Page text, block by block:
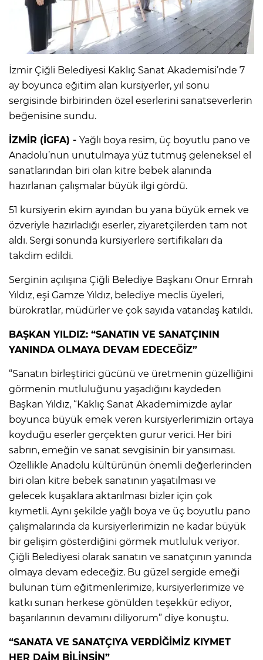
İzmir Çiğli Belediyesi Kaklıç Sanat Akademisi’nde 7
ay boyunca eğitim alan kursiyerler, yıl sonu
sergisinde birbirinden özel eserlerini sanatseverlerin
beğenisine sundu.
İZMİR (İGFA) - Yağlı boya resim, üç boyutlu pano ve
Anadolu’nun unutulmaya yüz tutmuş geleneksel el
sanatlarından biri olan kitre bebek alanında
hazırlanan çalışmalar büyük ilgi gördü.
51 kursiyerin ekim ayından bu yana büyük emek ve
özveriyle hazırladığı eserler, ziyaretçilerden tam not
aldı. Sergi sonunda kursiyerlere sertifikaları da
takdim edildi.
Serginin açılışına Çiğli Belediye Başkanı Onur Emrah
Yıldız, eşi Gamze Yıldız, belediye meclis üyeleri,
bürokratlar, müdürler ve çok sayıda vatandaş katıldı.
BAŞKAN YILDIZ: “SANATIN VE SANATÇININ
YANINDA OLMAYA DEVAM EDECEĞİZ”
“Sanatın birleştirici gücünü ve üretmenin güzelliğini
görmenin mutluluğunu yaşadığını kaydeden
Başkan Yıldız, “Kaklıç Sanat Akademimizde aylar
boyunca büyük emek veren kursiyerlerimizin ortaya
koyduğu eserler gerçekten gurur verici. Her biri
sabrın, emeğin ve sanat sevgisinin bir yansıması.
Özellikle Anadolu kültürünün önemli değerlerinden
biri olan kitre bebek sanatının yaşatılması ve
gelecek kuşaklara aktarılması bizler için çok
kıymetli. Aynı şekilde yağlı boya ve üç boyutlu pano
çalışmalarında da kursiyerlerimizin ne kadar büyük
bir gelişim gösterdiğini görmek mutluluk veriyor.
Çiğli Belediyesi olarak sanatın ve sanatçının yanında
olmaya devam edeceğiz. Bu güzel sergide emeği
bulunan tüm eğitmenlerimize, kursiyerlerimize ve
katkı sunan herkese gönülden teşekkür ediyor,
başarılarının devamını diliyorum” diye konuştu.
“SANATA VE SANATÇIYA VERDİĞİMİZ KIYMET
HER DAİM BİLİNSİN”